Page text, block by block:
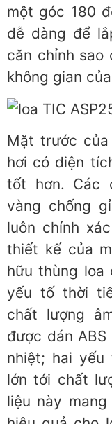
một góc 180
dễ dàng để
căn chỉnh sao
không gian
Mặt trước
hơi có diện
tốt hơn. Các
vàng chống
luôn chính
thiết kế của
hữu thùng loa
yếu tố thời
chất lượng
được dán
nhiệt; hai yếu
lớn tới chất
liệu này